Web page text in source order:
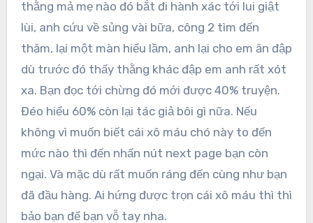
thằng mả mẹ nào đó bắt đi hành xác tới lui giật
lùi, anh cứu về sủng vài bữa, công 2 tìm đến
thăm, lại một màn hiểu lầm, anh lại cho em ăn đập
dù trước đó thấy thằng khác đập em anh rất xót
xa. Bạn đọc tới chừng đó mới được 40% truyện.
Đéo hiểu 60% còn lại tác giả bôi gì nữa. Nếu
không vì muốn biết cái xô máu chó này to đến
mức nào thì đến nhấn nút next page bạn còn
ngại. Và mặc dù rất muốn ráng đến cùng như bạn
đã đầu hàng. Ai hứng được trọn cái xô máu thì thì
bảo bạn để bạn vỗ tay nha.